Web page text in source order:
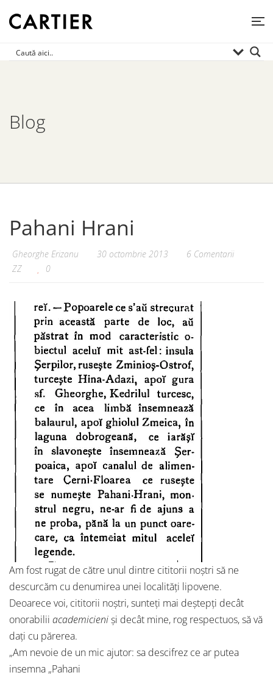
Blog
Pahani Hrani
Gheorghe Erizanu 30 octombrie 2013
6 Comentarii
ZZ
0
Am fost rugat de către unul dintre cititorii noștri să ne
descurcăm cu denumirea unei localități lipovene.
Deoarece voi, cititorii noștri, sunteți mai deștepți decât
onorabilii academicieniși decât mine, rog respectuos, să vă
dați cu părerea.
„Am nevoie de un mic ajutor: sa descifrez ce ar putea
insemna „Pahani